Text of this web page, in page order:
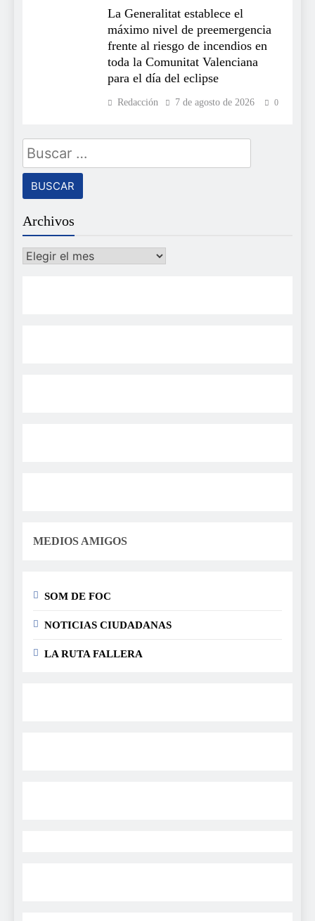
La Generalitat establece el
máximo nivel de preemergencia
frente al riesgo de incendios en
toda la Comunitat Valenciana
para el día del eclipse
Redacción 7 de agosto de 2026 0
Buscar:
Archivos
Archivos
MEDIOS AMIGOS
SOM DE FOC
NOTICIAS CIUDADANAS
LA RUTA FALLERA